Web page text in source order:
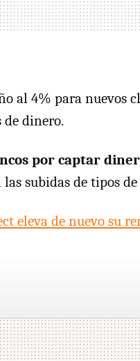
al 4% para nuevos
de dinero.
por captar
subidas de tipos
eleva de nuevo su